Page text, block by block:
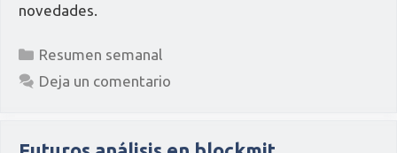
novedades.
Categorías
Resumen semanal
Deja un comentario